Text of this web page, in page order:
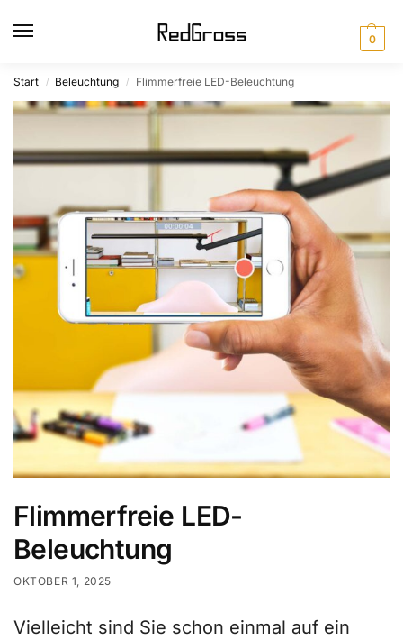
0
Start / Beleuchtung / Flimmerfreie LED-Beleuchtung
Flimmerfreie LED-
Beleuchtung
OKTOBER 1, 2025
Vielleicht sind Sie schon einmal auf ein